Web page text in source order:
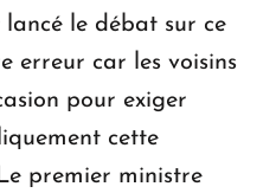
le débat sur ce
erreur car les voisins
pour exiger
cette
premier ministre